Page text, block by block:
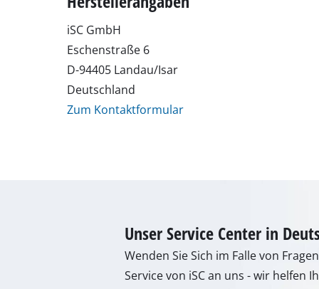
Hobel / Fräsen
iSC GmbH
Eschenstraße 6
D-94405 Landau/Isar
Deutschland
Zum Kontaktformular
Unser Service Center in
Wenden Sie Sich im Falle von
Service von iSC an uns - wir helfen